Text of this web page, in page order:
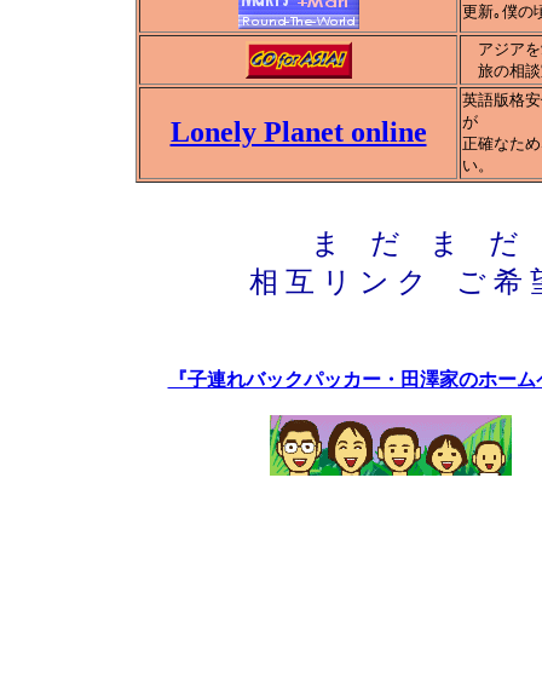
更新｡僕の
アジアを
旅の相談
Lonely Planet online
英語版格
が
正確なた
い。
ま だ ま
相 互 リ ン ク ご 希
『子連れバックパッカー・田澤家のホーム